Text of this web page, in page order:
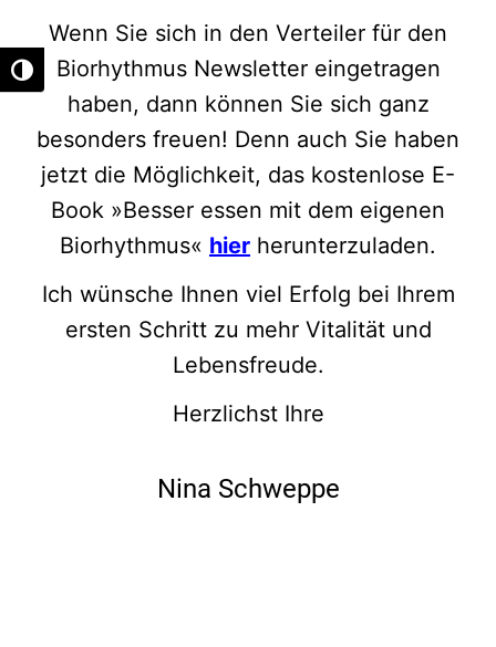
Umschalten auf hohe Kontraste
Wenn Sie sich in den Verteiler für den
Biorhythmus Newsletter eingetragen
haben, dann können Sie sich ganz
besonders freuen! Denn auch Sie haben
jetzt die Möglichkeit, das kostenlose E-
Book »Besser essen mit dem eigenen
Biorhythmus« hier herunterzuladen.
Ich wünsche Ihnen viel Erfolg bei Ihrem
ersten Schritt zu mehr Vitalität und
Lebensfreude.
Herzlichst Ihre
Nina Schweppe